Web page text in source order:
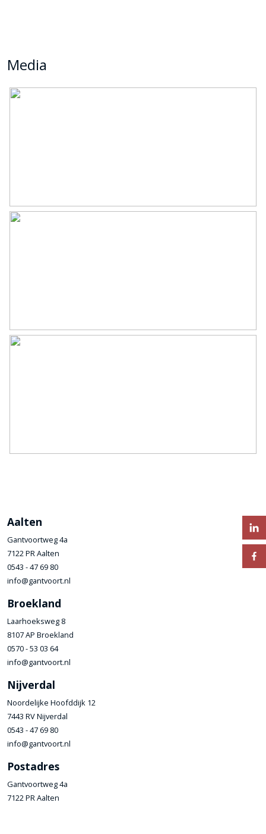
Media
Aalten
Gantvoortweg 4a
7122 PR Aalten
0543 - 47 69 80
info@gantvoort.nl
Broekland
Laarhoeksweg 8
8107 AP Broekland
0570 - 53 03 64
info@gantvoort.nl
Nijverdal
Noordelijke Hoofddijk 12
7443 RV Nijverdal
0543 - 47 69 80
info@gantvoort.nl
Postadres
Gantvoortweg 4a
7122 PR Aalten